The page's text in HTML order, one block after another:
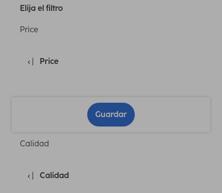
Elija el filtro
Price
Price
Guardar
Calidad
Calidad